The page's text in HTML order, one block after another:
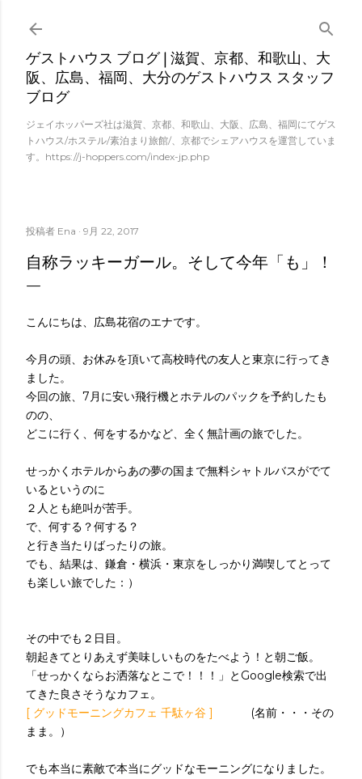
スキップしてメイン コンテンツに移動
ゲストハウス ブログ | 滋賀、京都、和歌山、大
阪、広島、福岡、大分のゲストハウス スタッフ
ブログ
ジェイホッパーズ社は滋賀、京都、和歌山、大阪、広島、福岡にてゲス
トハウス/ホステル/素泊まり旅館/、京都でシェアハウスを運営していま
す。https://j-hoppers.com/index-jp.php
投稿者 Ena 9月 22, 2017
自称ラッキーガール。そして今年「も」！
こんにちは、広島花宿のエナです。
今月の頭、お休みを頂いて高校時代の友人と東京に行ってき
ました。
今回の旅、7月に安い飛行機とホテルのパックを予約したも
のの、
どこに行く、何をするかなど、全く無計画の旅でした。
せっかくホテルからあの夢の国まで無料シャトルバスがでて
いるというのに
２人とも絶叫が苦手。
で、何する？何する？
と行き当たりばったりの旅。
でも、結果は、鎌倉・横浜・東京をしっかり満喫してとって
も楽しい旅でした：）
その中でも２日目。
朝起きてとりあえず美味しいものをたべよう！と朝ご飯。
「せっかくならお洒落なとこで！！！」とGoogle検索で出
てきた良さそうなカフェ。
[ グッドモーニングカフェ 千駄ヶ谷 ]
(名前・・・その
まま。）
でも本当に素敵で本当にグッドなモーニングになりました。